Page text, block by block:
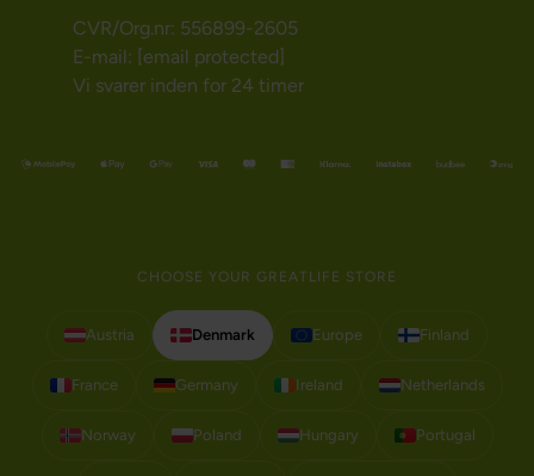
CVR/Org.nr: 556899-2605
E-mail: [email protected]
Vi svarer inden for 24 timer
CHOOSE YOUR GREATLIFE STORE
Austria Denmark Europe Finland
France Germany Ireland Netherlands
Norway Poland Hungary Portugal